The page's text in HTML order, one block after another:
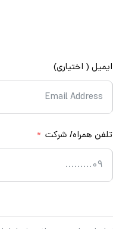
ایمیل ( اختیاری)
تلفن همراه/ شرکت